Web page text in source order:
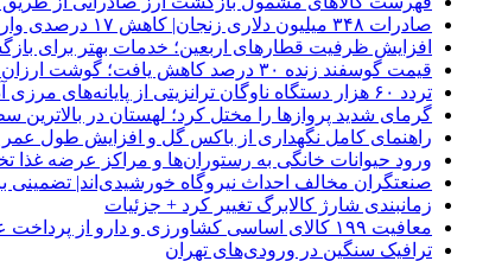
صادرات ۳۴۸ میلیون دلاری زنجان| ‌کاهش ۱۷ درصدی واردات
افزایش ظرفیت قطارهای اربعین؛ خدمات بهتر برای
قیمت گوسفند زنده ۳۰ درصد کاهش یافت؛ گوشت ارزان نشد
تردد ۶۰ هزار دستگاه ناوگان ترانزیتی از پایانه‌های مرزی آذربایجان ‌غربی
گرمای شدید پروازها را مختل کرد؛ لهستان در بالاترین
راهنمای کامل نگهداری از باکس گل و افزایش طول عمر
ورود حیوانات خانگی به رستوران‌ها و مراکز عرضه غذا
صنعتگران مخالف احداث نیروگاه خورشیدی‌اند| تضمینی
زمانبندی شارژ کالابرگ تغییر کرد + جزئیات
معافیت ۱۹۹ کالای اساسی کشاورزی و دارو از پرداخت عوارض ۱.۲ درصدی واردات
ترافیک سنگین در ورودی‌های تهران